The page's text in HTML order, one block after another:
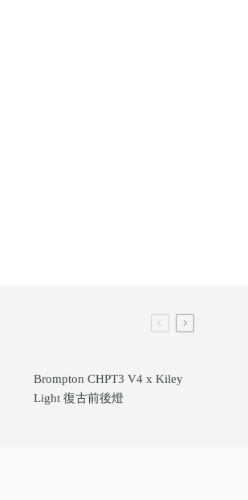
Brompton CHPT3 V4 x Kiley
Light 復古前後燈